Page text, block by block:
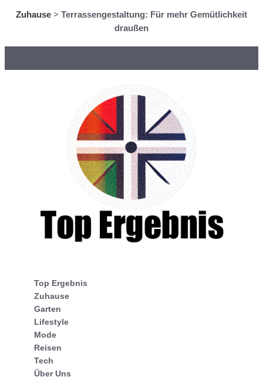
Zuhause > Terrassengestaltung: Für mehr Gemütlichkeit
draußen
Top Ergebnis
Zuhause
Garten
Lifestyle
Mode
Reisen
Tech
Über Uns